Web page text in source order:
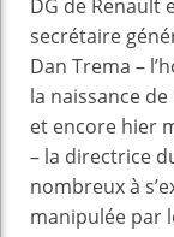
DG de Renault
secrétaire
Dan Trema –
la naissance de
et encore hier
– la directrice
nombreux à
manipulée par